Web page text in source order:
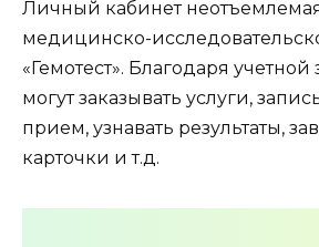
Личный кабинет
медицинско-
«Гемотест». Благодаря
могут заказывать услуги,
прием, узнавать результаты,
карточки и т.д.